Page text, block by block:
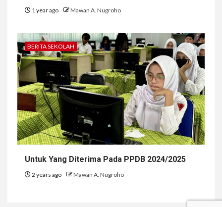
1 year ago Mawan A. Nugroho
BERITA SEKOLAH
Untuk Yang Diterima Pada PPDB 2024/2025
2 years ago Mawan A. Nugroho